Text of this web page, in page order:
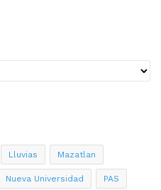
Lluvias Mazatlan
Nueva Universidad PAS